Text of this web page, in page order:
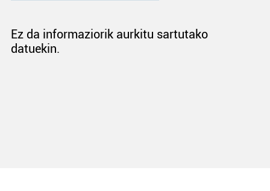
Ez da informaziorik aurkitu sartutako
datuekin.